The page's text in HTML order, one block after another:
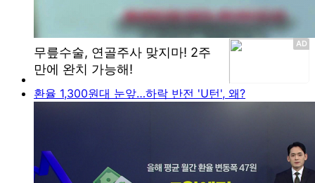
환율 1,300원대 눈앞…하락 반전 'U턴', 왜?